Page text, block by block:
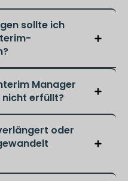
sollte ich
Manager
nicht erfüllt?
oder